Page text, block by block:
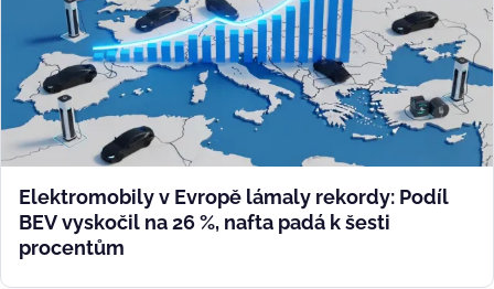
Elektromobily v Evropě lámaly rekordy: Podíl
BEV vyskočil na 26 %, nafta padá k šesti
procentům